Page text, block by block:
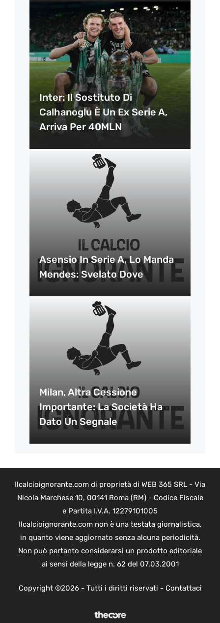
Inter: Il Sostituto Di
Calhanoglu È Un Ex Serie A,
Arriva Per 40MLN
Asensio In Serie A, Lo Manda
Mendes: Svelato Dove
Milan, Altra Cessione
Importante: La Società Ha
Dato Un Segnale
Ilcalcioignorante.com di proprietà di WEB 365 SRL - Via
Nicola Marchese 10, 00141 Roma (RM) - Codice Fiscale
e Partita I.V.A. 12279101005
Ilcalcioignorante.com non è una testata giornalistica,
in quanto viene aggiornato senza alcuna periodicità.
Non può pertanto considerarsi un prodotto editoriale
ai sensi della legge n. 62 del 07.03.2001
Copyright ©2026 - Tutti i diritti riservati - Contattaci